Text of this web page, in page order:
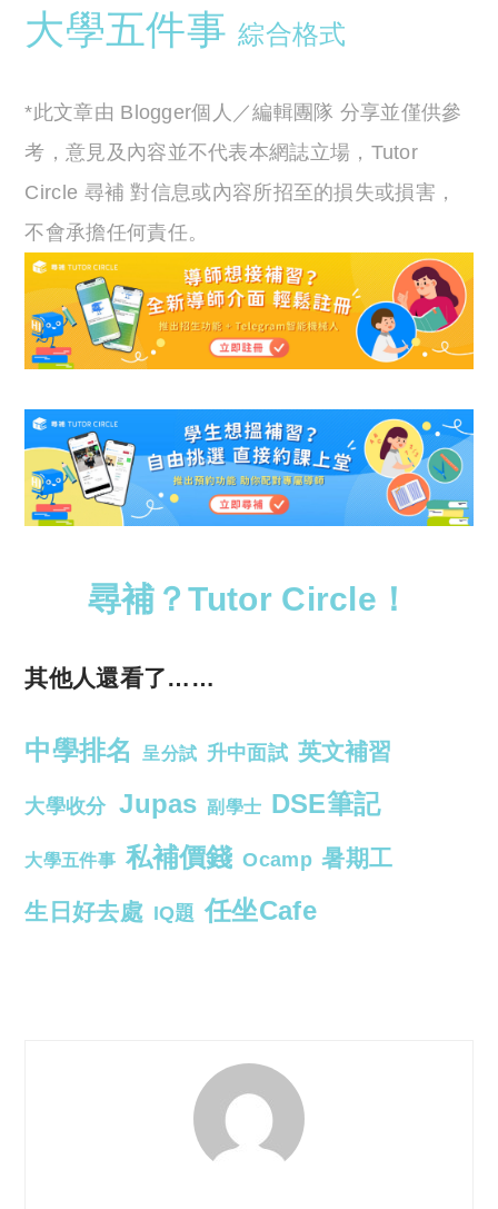
大學五件事 綜合格式
*此文章由 Blogger個人／編輯團隊 分享並僅供參
考，意見及內容並不代表本網誌立場，Tutor
Circle 尋補 對信息或內容所招至的損失或損害，
不會承擔任何責任。
尋補？Tutor Circle！
其他人還看了……
中學排名 呈分試 升中面試 英文補習
大學收分 Jupas 副學士 DSE筆記
大學五件事 私補價錢 Ocamp 暑期工
生日好去處 IQ題 任坐Cafe